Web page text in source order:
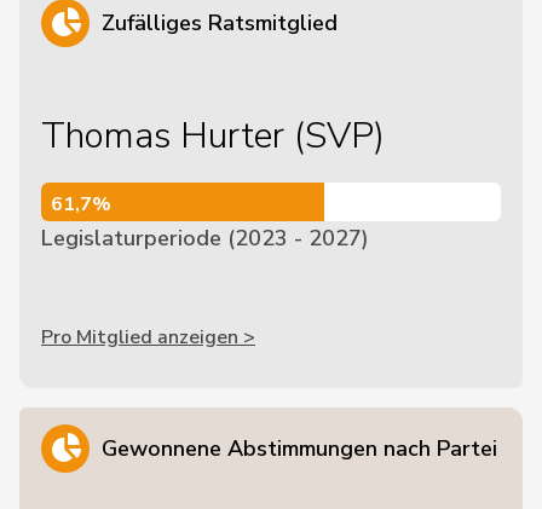
Zufälliges Ratsmitglied
Thomas Hurter (SVP)
61,7%
61,7%
Legislaturperiode (2023 - 2027)
Pro Mitglied anzeigen >
Gewonnene Abstimmungen nach Partei